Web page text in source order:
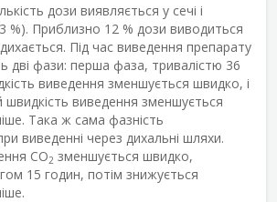
дози виявляється у сечі і
%). Приблизно 12 % дози виводиться
Під час виведення препарату
дві фази: перша фаза, тривалістю 36
виведення зменшується швидко, і
швидкість виведення зменшується
Така ж сама фазність
виведенні через дихальні шляхи.
СО2 зменшується швидко,
15 годин, потім знижується